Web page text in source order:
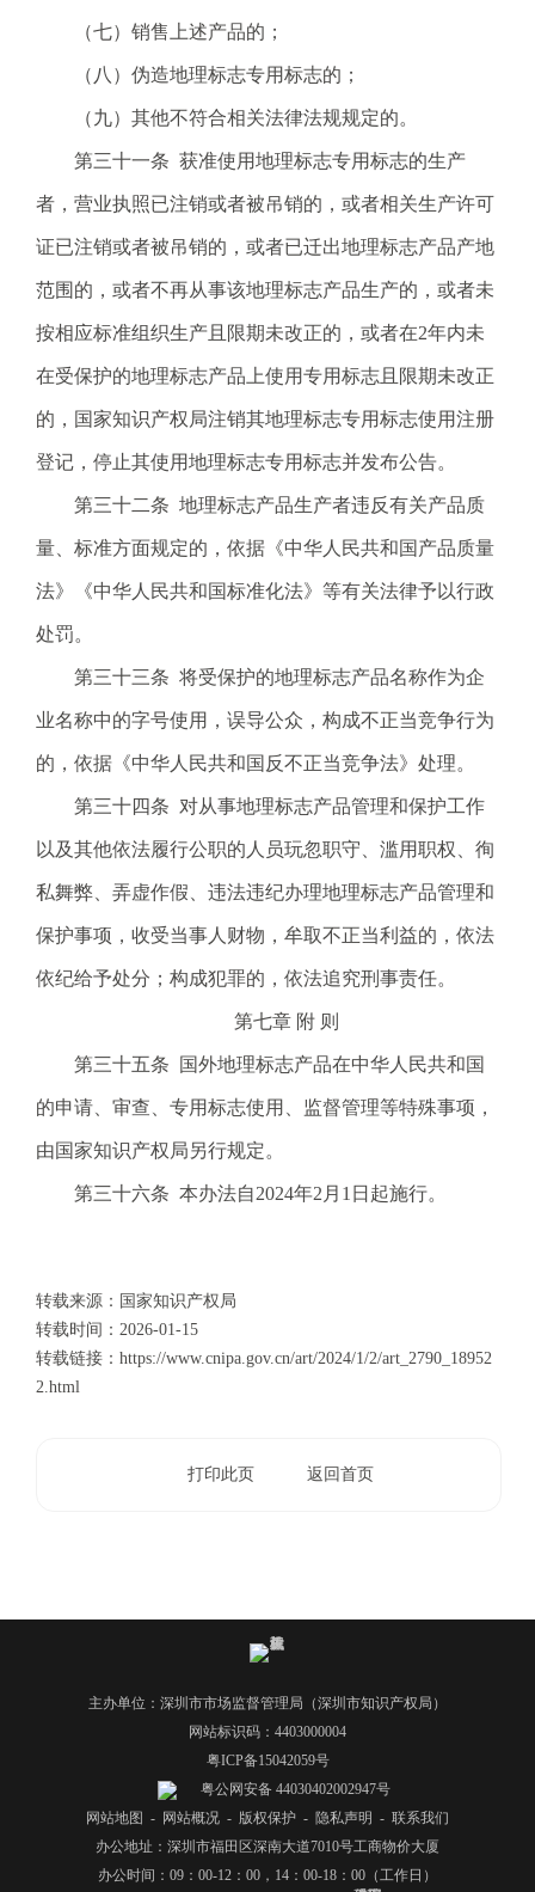
（七）销售上述产品的；
（八）伪造地理标志专用标志的；
（九）其他不符合相关法律法规规定的。
第三十一条 获准使用地理标志专用标志的生产
者，营业执照已注销或者被吊销的，或者相关生产许可
证已注销或者被吊销的，或者已迁出地理标志产品产地
范围的，或者不再从事该地理标志产品生产的，或者未
按相应标准组织生产且限期未改正的，或者在2年内未
在受保护的地理标志产品上使用专用标志且限期未改正
的，国家知识产权局注销其地理标志专用标志使用注册
登记，停止其使用地理标志专用标志并发布公告。
第三十二条 地理标志产品生产者违反有关产品质
量、标准方面规定的，依据《中华人民共和国产品质量
法》《中华人民共和国标准化法》等有关法律予以行政
处罚。
第三十三条 将受保护的地理标志产品名称作为企
业名称中的字号使用，误导公众，构成不正当竞争行为
的，依据《中华人民共和国反不正当竞争法》处理。
第三十四条 对从事地理标志产品管理和保护工作
以及其他依法履行公职的人员玩忽职守、滥用职权、徇
私舞弊、弄虚作假、违法违纪办理地理标志产品管理和
保护事项，收受当事人财物，牟取不正当利益的，依法
依纪给予处分；构成犯罪的，依法追究刑事责任。
第七章 附 则
第三十五条 国外地理标志产品在中华人民共和国
的申请、审查、专用标志使用、监督管理等特殊事项，
由国家知识产权局另行规定。
第三十六条 本办法自2024年2月1日起施行。
转载来源：国家知识产权局
转载时间： 2026-01-15
转载链接： https://www.cnipa.gov.cn/art/2024/1/2/art_2790_18952
2.html
打印此页 返回首页
主办单位：深圳市市场监督管理局（深圳市知识产权局）
网站标识码：4403000004
粤ICP备15042059号
粤公网安备 44030402002947号
网站地图 - 网站概况 - 版权保护 - 隐私声明 - 联系我们
办公地址：深圳市福田区深南大道7010号工商物价大厦
办公时间：09：00-12：00，14：00-18：00（工作日）